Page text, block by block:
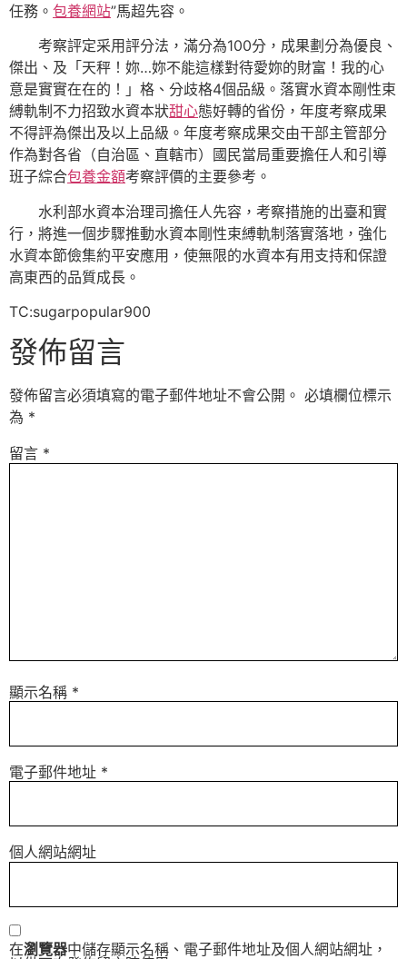
任務。 包養網站”馬超先容。
考察評定采用評分法，滿分為100分，成果劃分為優良、
傑出、及「天秤！妳…妳不能這樣對待愛妳的財富！我的心
意是實實在在的！」格、分歧格4個品級。落實水資本剛性束
縛軌制不力招致水資本狀甜心態好轉的省份，年度考察成果
不得評為傑出及以上品級。年度考察成果交由干部主管部分
作為對各省（自治區、直轄市）國民當局重要擔任人和引導
班子綜合包養金額考察評價的主要參考。
水利部水資本治理司擔任人先容，考察措施的出臺和實
行，將進一個步驟推動水資本剛性束縛軌制落實落地，強化
水資本節儉集約平安應用，使無限的水資本有用支持和保證
高東西的品質成長。
TC:sugarpopular900
發佈留言
發佈留言必須填寫的電子郵件地址不會公開。 必填欄位標示
為 *
留言 *
顯示名稱 *
電子郵件地址 *
個人網站網址
在瀏覽器中儲存顯示名稱、電子郵件地址及個人網站網址，